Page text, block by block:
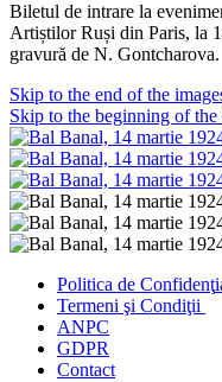
Biletul de intrare la
Artiștilor Ruși din Paris, la
gravură de N. Gontcharova.
Skip to the end of the
Skip to the beginning of the
Politica de Confidenţ
Termeni şi Condiţii
ANPC
GDPR
Contact